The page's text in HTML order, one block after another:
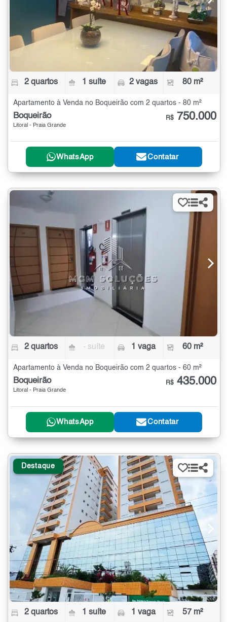
2 quartos 1 suíte 2 vagas 80 m²
Apartamento à Venda no Boqueirão com 2 quartos - 80 m²
Boqueirão
Litoral - Praia Grande
R$ 750.000
WhatsApp Contatar
2 quartos - suíte 1 vaga 60 m²
Apartamento à Venda no Boqueirão com 2 quartos - 60 m²
Boqueirão
Litoral - Praia Grande
R$ 435.000
WhatsApp Contatar
Destaque
2 quartos 1 suíte 1 vaga 57 m²